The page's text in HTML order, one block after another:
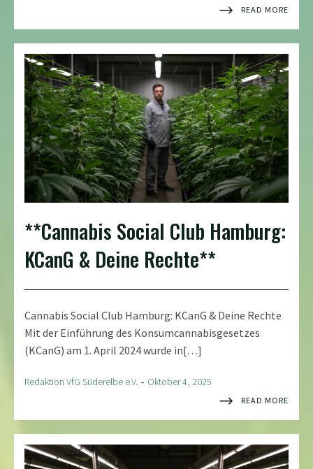
READ MORE
**Cannabis Social Club Hamburg:
KCanG & Deine Rechte**
Cannabis Social Club Hamburg: KCanG & Deine Rechte
Mit der Einführung des Konsumcannabisgesetzes
(KCanG) am 1. April 2024 wurde in[…]
Redaktion VfG Süderelbe e.V. - Oktober 4, 2025
READ MORE